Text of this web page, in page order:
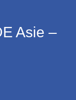
Asie –